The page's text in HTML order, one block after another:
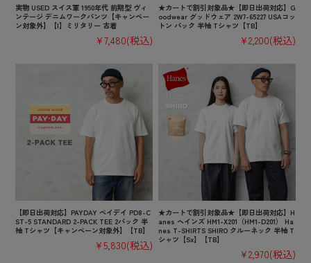
実物 USED スイス軍 1950年代 前期型 ヴィ
ンテージ デニムワークパンツ【キャンペー
ン対象外】【I】ミリタリー 古着
¥7,480(税込)
★カートで割引対象品★【即日出荷対応】G
oodwear グッドウェア 2W7-65227 USAコッ
トン パック 半袖 Tシャツ【TB】
¥2,200(税込)
【即日出荷対応】PAYDAY ペイデイ PD8-C
ST-5 STANDARD 2-PACK TEE 2パック 半
袖 Tシャツ【キャンペーン対象外】【TB】
¥5,830(税込)
★カートで割引対象品★【即日出荷対応】H
anes ヘインズ HM1-X201（HM1-D201） Ha
nes T-SHIRTS SHIRO クルーネック 半袖 T
シャツ【Sx】【TB】
¥2,970(税込)